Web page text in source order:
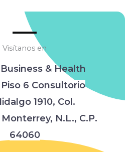
Visítanos en
& Health
Piso 6 Consultorio
1910, Col.
Monterrey, N.L., C.P.
64060